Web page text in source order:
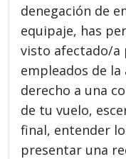
denegación de
equipaje, has
visto afectado/a
empleados de
derecho a una
de tu vuelo,
final, entender
presentar una